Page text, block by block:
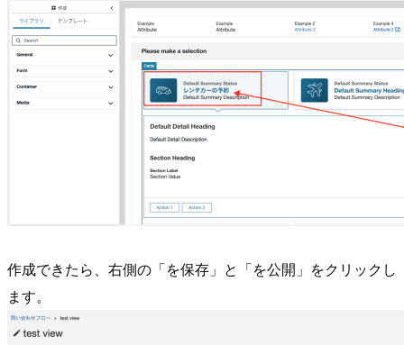
作成できたら、右側の「を保存」と「を公開」をクリックし
ます。